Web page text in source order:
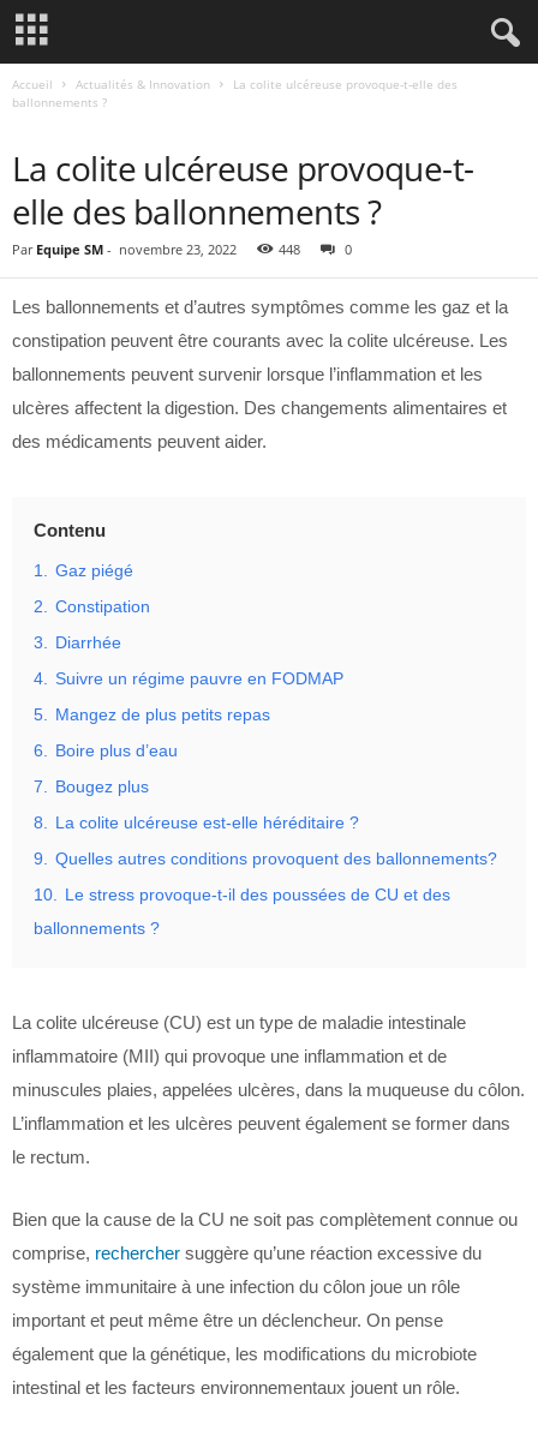
Accueil Actualités & Innovation
La colite ulcéreuse provoque-t-elle des
ballonnements ?
La colite ulcéreuse provoque-t-
elle des ballonnements ?
Par Equipe SM - novembre 23, 2022 448 0
Les ballonnements et d’autres symptômes comme les gaz et la
constipation peuvent être courants avec la colite ulcéreuse. Les
ballonnements peuvent survenir lorsque l’inflammation et les
ulcères affectent la digestion. Des changements alimentaires et
des médicaments peuvent aider.
Contenu
1. Gaz piégé
2. Constipation
3. Diarrhée
4. Suivre un régime pauvre en FODMAP
5. Mangez de plus petits repas
6. Boire plus d’eau
7. Bougez plus
8. La colite ulcéreuse est-elle héréditaire ?
9. Quelles autres conditions provoquent des ballonnements?
10. Le stress provoque-t-il des poussées de CU et des
ballonnements ?
La colite ulcéreuse (CU) est un type de maladie intestinale
inflammatoire (MII) qui provoque une inflammation et de
minuscules plaies, appelées ulcères, dans la muqueuse du côlon.
L’inflammation et les ulcères peuvent également se former dans
le rectum.
Bien que la cause de la CU ne soit pas complètement connue ou
comprise, rechercher suggère qu’une réaction excessive du
système immunitaire à une infection du côlon joue un rôle
important et peut même être un déclencheur. On pense
également que la génétique, les modifications du microbiote
intestinal et les facteurs environnementaux jouent un rôle.